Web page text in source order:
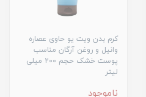
کرم بدن ویت یو حاوی عصاره
وانیل و روغن آرگان مناسب
پوست خشک حجم 200 میلی
لیتر
ناموجود